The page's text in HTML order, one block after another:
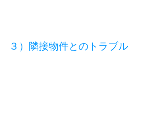
３）隣接物件とのトラブル